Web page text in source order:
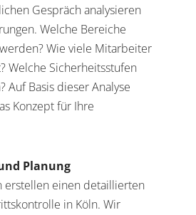
Gespräch analysieren
Welche Bereiche
Wie viele Mitarbeiter
Welche Sicherheitsstufen
Auf Basis dieser Analyse
Konzept für Ihre
Planung
erstellen einen detaillierten
in Köln. Wir